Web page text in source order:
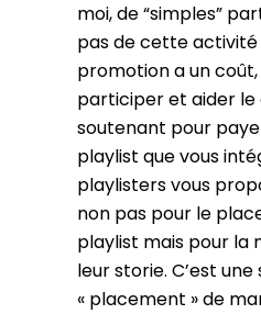
moi, de “simples”
pas de cette activité
promotion a un
participer et aider
soutenant pour
playlist que vous
playlisters vous
non pas pour le
playlist mais pour la
leur storie. C’est
« placement » de